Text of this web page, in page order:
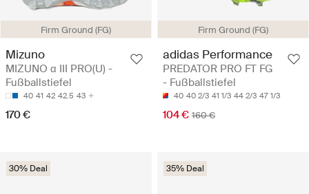
Firm Ground (FG)
Mizuno
MIZUNO α III PRO(U) -
Fußballstiefel
40 41 42 42.5 43
170 €
Firm Ground (FG)
adidas Performance
PREDATOR PRO FT FG
- Fußballstiefel
40 40 2/3 41 1/3 44 2/3 47 1/3
104 € 160 €
30% Deal 35% Deal